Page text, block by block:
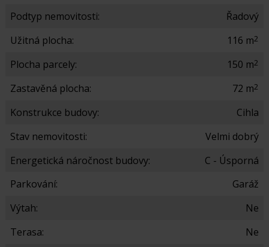
Podtyp nemovitosti:
Řadový
Užitná plocha:
116 m2
Plocha parcely: 150 m2
Zastavěná plocha: 72 m2
Konstrukce budovy:
Cihla
Stav nemovitosti:
Velmi dobrý
Energetická náročnost budovy:
C - Úsporná
Parkování:
Garáž
Výtah:
Ne
Terasa:
Ne